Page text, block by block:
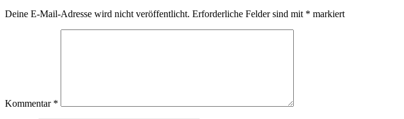
Deine E-Mail-Adresse wird nicht veröffentlicht. Erforderliche Felder sind mit * markiert
Kommentar *